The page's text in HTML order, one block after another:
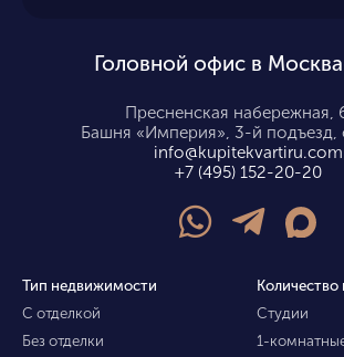
Головной офис в
Пресненская набережная,
Башня «Империя», 3-й подъезд,
info@kupitekvartiru.com
+7 (495) 152-20-20
Тип недвижимости
С отделкой
Без отделки
Количество
Студии
1-